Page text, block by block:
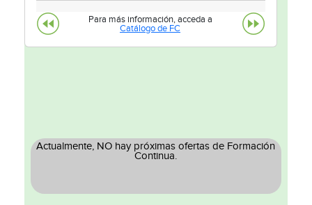
Para más información, acceda a
Catálogo de FC
Actualmente, NO hay próximas ofertas de Formación
Continua.